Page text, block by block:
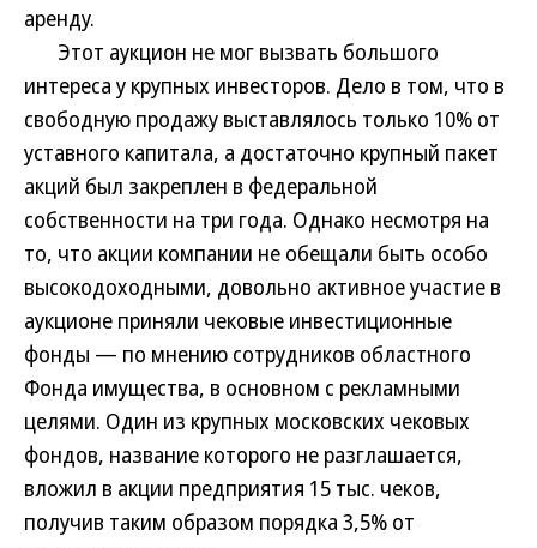
аренду.
Этот аукцион не мог вызвать большого
интереса у крупных инвесторов. Дело в том, что в
свободную продажу выставлялось только 10% от
уставного капитала, а достаточно крупный пакет
акций был закреплен в федеральной
собственности на три года. Однако несмотря на
то, что акции компании не обещали быть особо
высокодоходными, довольно активное участие в
аукционе приняли чековые инвестиционные
фонды — по мнению сотрудников областного
Фонда имущества, в основном с рекламными
целями. Один из крупных московских чековых
фондов, название которого не разглашается,
вложил в акции предприятия 15 тыс. чеков,
получив таким образом порядка 3,5% от